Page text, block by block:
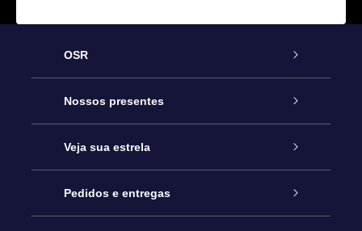
OSR
Serviço
Entre em contato conosco
Blog
Nossos presentes
Presente estrelar on-line
Pacote de presente da OSR
Veja sua estrela
Star Register
Pedidos e entregas